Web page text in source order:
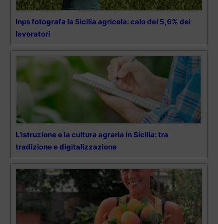
Inps fotografa la Sicilia agricola: calo del 5,6% dei
lavoratori
L’istruzione e la cultura agraria in Sicilia: tra
tradizione e digitalizzazione